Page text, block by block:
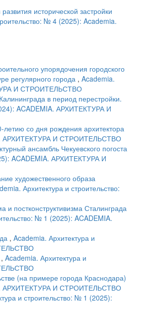
исторической застройки
№ 4 (2025): Academia.
упорядочения городского
регулярного города , Academia.
И СТРОИТЕЛЬСТВО
в период перестройки.
ACADEMIA. АРХИТЕКТУРА И
со дня рождения архитектора
АРХИТЕКТУРА И СТРОИТЕЛЬСТВО
ансамбль Чекуевского погоста
ACADEMIA. АРХИТЕКТУРА И
художественного образа
Архитектура и строительство:
и постконструктивизма Сталинграда
№ 1 (2025): ACADEMIA.
, Academia. Архитектура и
, Academia. Архитектура и
(на примере города Краснодара)
АРХИТЕКТУРА И СТРОИТЕЛЬСТВО
и строительство: № 1 (2025):